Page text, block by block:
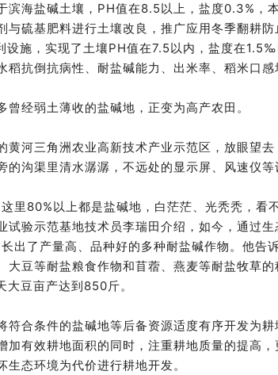
滨海盐碱土壤，PH值在8.5以上，盐度0.3%，
与硫基肥料进行土壤改良，推广应用冬季翻耕
设施，实现了土壤PH值在7.5以内，盐度在
稻抗倒抗病性、耐盐碱能力、出米率、稻米口感
曾经弱土薄收的盐碱地，正变为高产农田。
黄河三角洲农业高新技术产业示范区，放眼望
的沟渠里清水潺潺，不远处的显示屏、风速仪等
里80%以上都是盐碱地，白茫茫、光秃秃，看
试验示范基地技术员李瑞田介绍，如今，通过
出了产量高、品种好的多种耐盐碱作物。他告
大豆等耐盐粮食作物和苜蓿、燕麦等耐盐牧草
豆亩产达到850斤。
符合条件的盐碱地等后备资源适度有序开发为
加有效耕地面积的同时，注重耕地质量的提高
态环境为代价进行耕地开发。